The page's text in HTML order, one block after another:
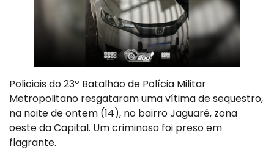
Policiais do 23º Batalhão de Polícia Militar
Metropolitano resgataram uma vítima de sequestro,
na noite de ontem (14), no bairro Jaguaré, zona
oeste da Capital. Um criminoso foi preso em
flagrante.